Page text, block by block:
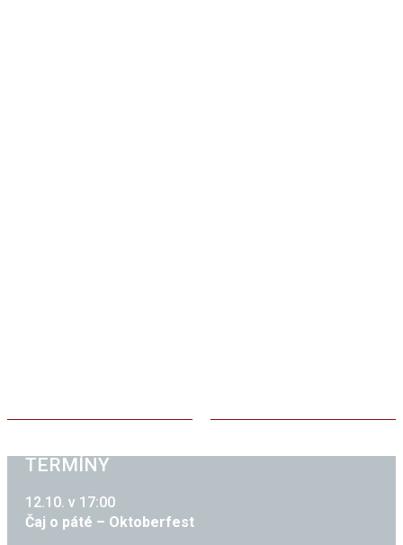
TERMÍNY
12.10. v 17:00
Čaj o páté – Oktoberfest